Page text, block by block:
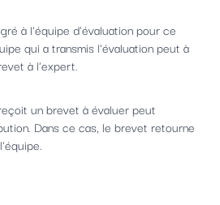
à l'équipe d'évaluation pour ce
qui a transmis l'évaluation peut à
à l'expert.
un brevet à évaluer peut
Dans ce cas, le brevet retourne